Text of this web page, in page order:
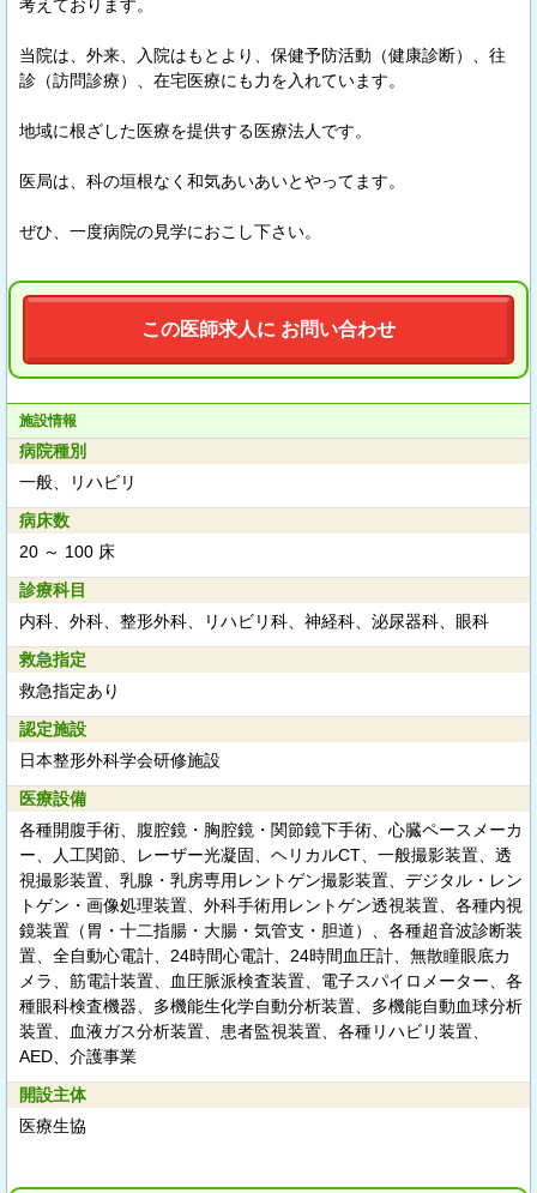
考えております。
当院は、外来、入院はもとより、保健予防活動（健康診断）、往
診（訪問診療）、在宅医療にも力を入れています。
地域に根ざした医療を提供する医療法人です。
医局は、科の垣根なく和気あいあいとやってます。
ぜひ、一度病院の見学におこし下さい。
この医師求人に お問い合わせ
施設情報
病院種別
一般、リハビリ
病床数
20 ～ 100 床
診療科目
内科、外科、整形外科、リハビリ科、神経科、泌尿器科、眼科
救急指定
救急指定あり
認定施設
日本整形外科学会研修施設
医療設備
各種開腹手術、腹腔鏡・胸腔鏡・関節鏡下手術、心臓ペースメーカ
ー、人工関節、レーザー光凝固、ヘリカルCT、一般撮影装置、透
視撮影装置、乳腺・乳房専用レントゲン撮影装置、デジタル・レン
トゲン・画像処理装置、外科手術用レントゲン透視装置、各種内視
鏡装置（胃・十二指腸・大腸・気管支・胆道）、各種超音波診断装
置、全自動心電計、24時間心電計、24時間血圧計、無散瞳眼底カ
メラ、筋電計装置、血圧脈派検査装置、電子スパイロメーター、各
種眼科検査機器、多機能生化学自動分析装置、多機能自動血球分析
装置、血液ガス分析装置、患者監視装置、各種リハビリ装置、
AED、介護事業
開設主体
医療生協